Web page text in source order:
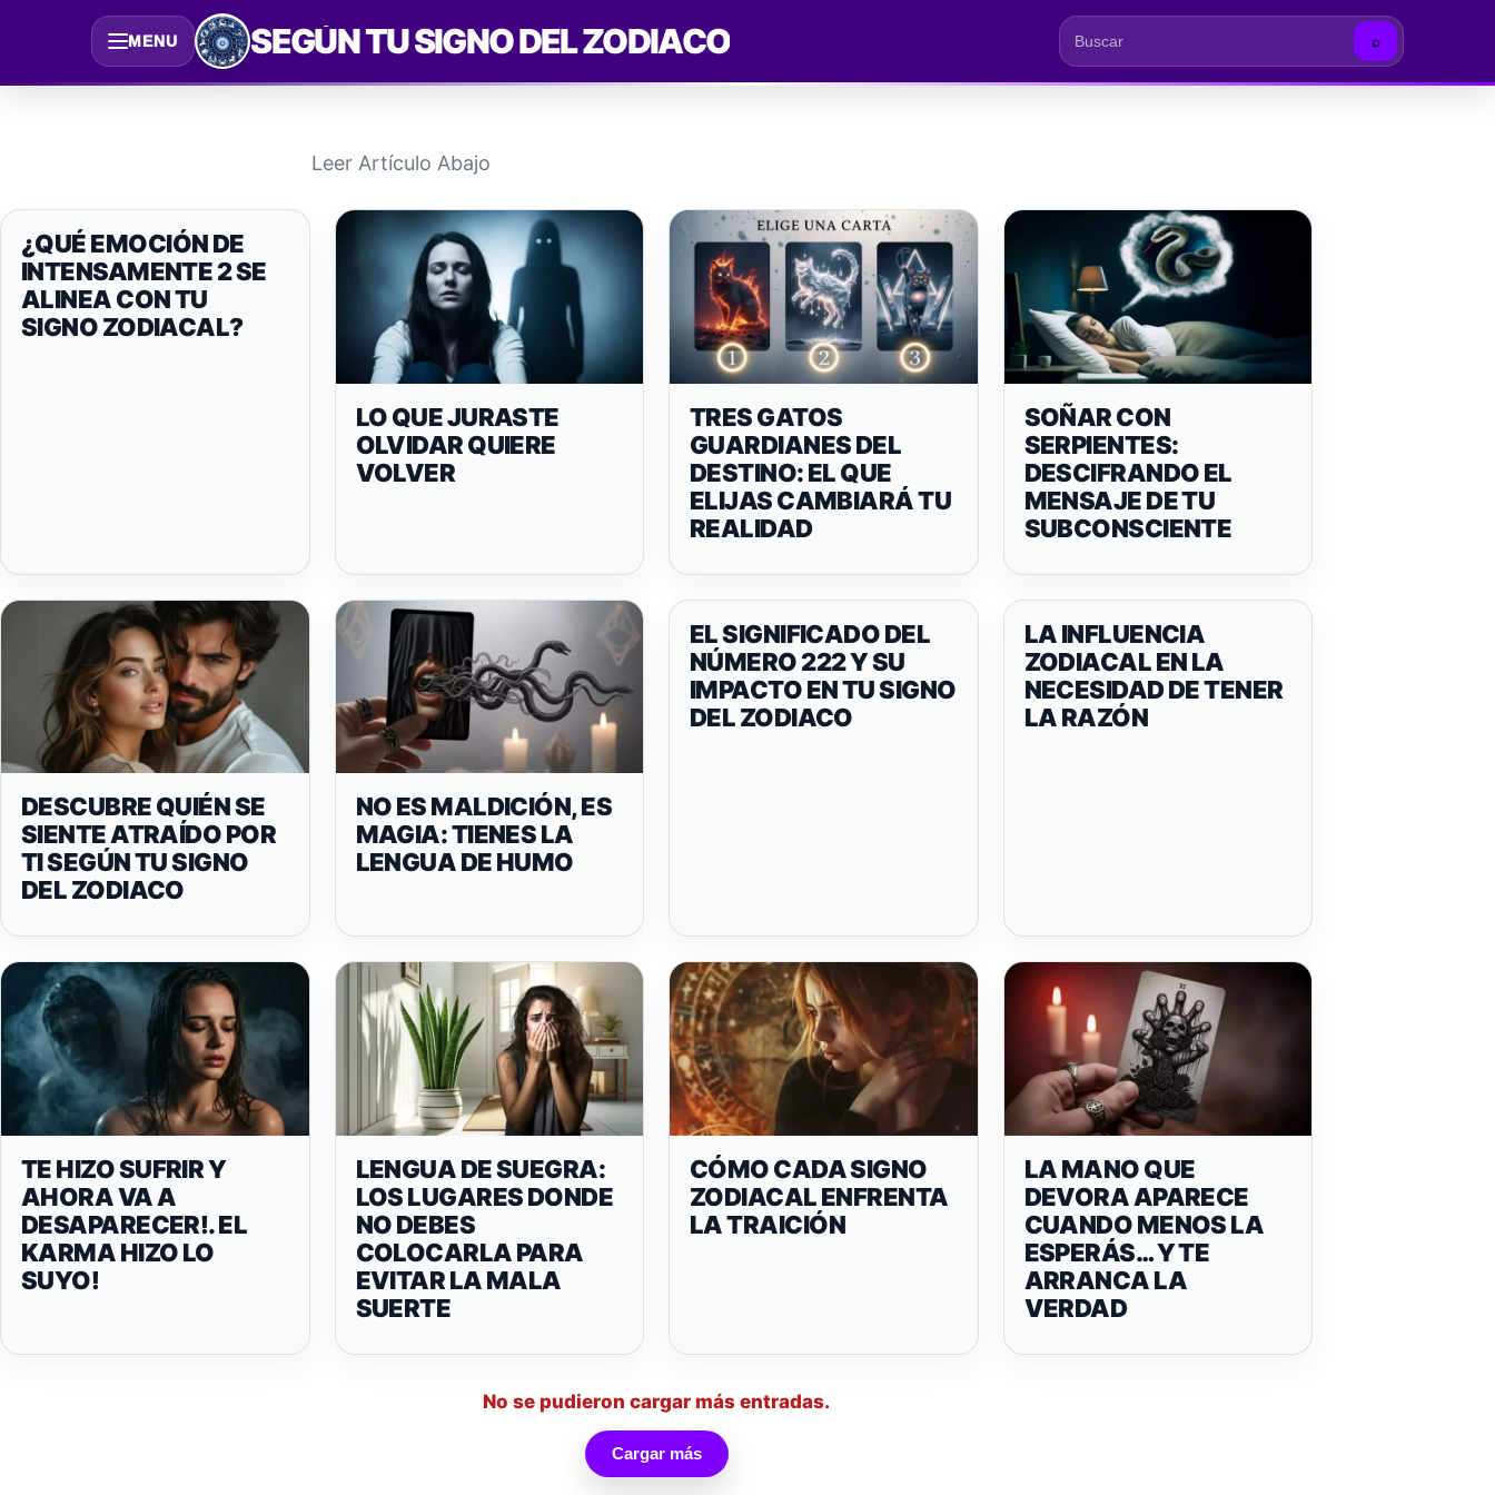
contenido
MENU SEGÚN TU SIGNO DEL ZODIACO ⌕
Leer Artículo Abajo
¿QUÉ EMOCIÓN DE
INTENSAMENTE 2 SE
ALINEA CON TU
SIGNO ZODIACAL?
LO QUE JURASTE
OLVIDAR QUIERE
VOLVER
TRES GATOS
GUARDIANES DEL
DESTINO: EL QUE
ELIJAS CAMBIARÁ TU
REALIDAD
SOÑAR CON
SERPIENTES:
DESCIFRANDO EL
MENSAJE DE TU
SUBCONSCIENTE
DESCUBRE QUIÉN SE
SIENTE ATRAÍDO POR
TI SEGÚN TU SIGNO
DEL ZODIACO
NO ES MALDICIÓN, ES
MAGIA: TIENES LA
LENGUA DE HUMO
EL SIGNIFICADO DEL
NÚMERO 222 Y SU
IMPACTO EN TU SIGNO
DEL ZODIACO
LA INFLUENCIA
ZODIACAL EN LA
NECESIDAD DE TENER
LA RAZÓN
TE HIZO SUFRIR Y
AHORA VA A
DESAPARECER!. EL
KARMA HIZO LO
SUYO!
LENGUA DE SUEGRA:
LOS LUGARES DONDE
NO DEBES
COLOCARLA PARA
EVITAR LA MALA
SUERTE
CÓMO CADA SIGNO
ZODIACAL ENFRENTA
LA TRAICIÓN
LA MANO QUE
DEVORA APARECE
CUANDO MENOS LA
ESPERÁS… Y TE
ARRANCA LA
VERDAD
No se pudieron cargar más entradas.
Cargar más